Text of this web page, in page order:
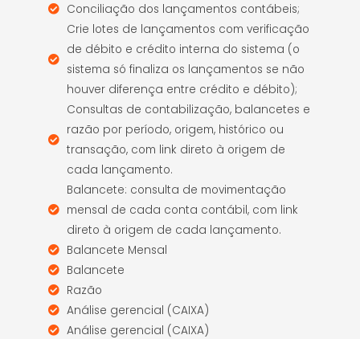
Conciliação dos lançamentos contábeis;
Crie lotes de lançamentos com verificação
de débito e crédito interna do sistema (o
sistema só finaliza os lançamentos se não
houver diferença entre crédito e débito);
Consultas de contabilização, balancetes e
razão por período, origem, histórico ou
transação, com link direto à origem de
cada lançamento.
Balancete: consulta de movimentação
mensal de cada conta contábil, com link
direto à origem de cada lançamento.
Balancete Mensal
Balancete
Razão
Análise gerencial (CAIXA)
Análise gerencial (CAIXA)